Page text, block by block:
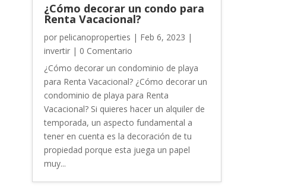
¿Cómo decorar un condo para
Renta Vacacional?
por pelicanoproperties | Feb 6, 2023 |
invertir| 0 Comentario
¿Cómo decorar un condominio de playa
para Renta Vacacional? ¿Cómo decorar un
condominio de playa para Renta
Vacacional? Si quieres hacer un alquiler de
temporada, un aspecto fundamental a
tener en cuenta es la decoración de tu
propiedad porque esta juega un papel
muy...